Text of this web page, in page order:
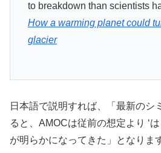
to breakdown than scientists
How a warming planet could
glacier
日本語で説明すれば、「最新のシ
ると、AMOCは従前の想定より ‘
が明らかになってきた」となりま